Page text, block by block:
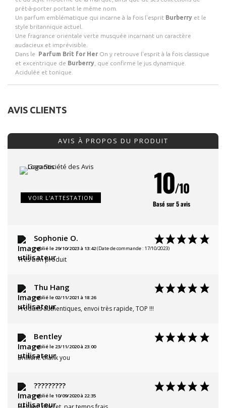
prêt-à-porter portant le même nom.
Un parfum emblématique qui incarne à la fois l’esprit Burberry et le
style britannique actuel.
Une fragrance orientale verte musquée incarnant un caractère
audacieux et imprévisible.
Dans le Parfum Brit for Her On y retrouve l'esprit à la fois classique
et excentrique de Burberry , que confirme le jus dynamique.
Acidulée et tonique.
AVIS CLIENTS
AVIS À PROPOS DU PRODUIT
VOIR L'ATTESTATION 10/10
Basé sur 5 avis
Sophonie O.
Publié le 29/10/2023 à 13:42(Date de commande : 17/10/2023)
Très bon produit
Thu Hang
Publié le 02/11/2021 à 18:26
Produits authentiques, envoi très rapide, TOP !!!
Bentley
Publié le 23/11/2020 à 23:00
Brilliant. thank you
?????????
Publié le 10/09/2020 à 22:35